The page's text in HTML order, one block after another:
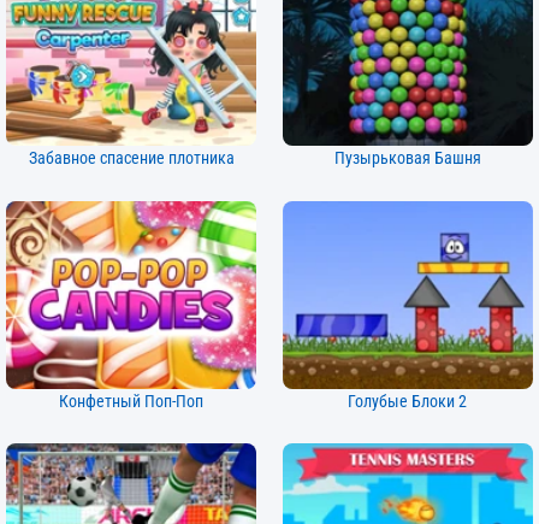
Забавное спасение плотника Пузырьковая Башня
Конфетный Поп-Поп Голубые Блоки 2